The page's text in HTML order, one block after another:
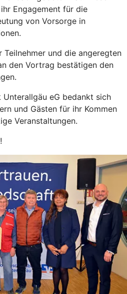
Engagement für die
von Vorsorge in
Teilnehmer und die angeregten
den Vortrag bestätigen den
Unterallgäu eG bedankt sich
und Gästen für ihr Kommen
Veranstaltungen.